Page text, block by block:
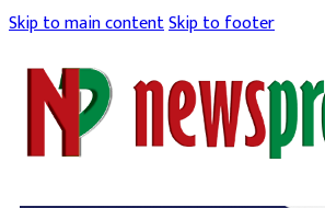
Skip to main contentSkip to footer